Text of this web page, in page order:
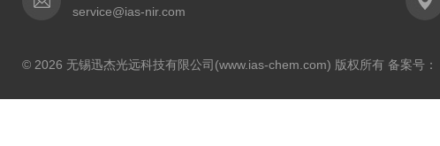
service@ias-nir.com
© 2026 无锡迅杰光远科技有限公司(www.ias-chem.com) 版权所有 备案号：